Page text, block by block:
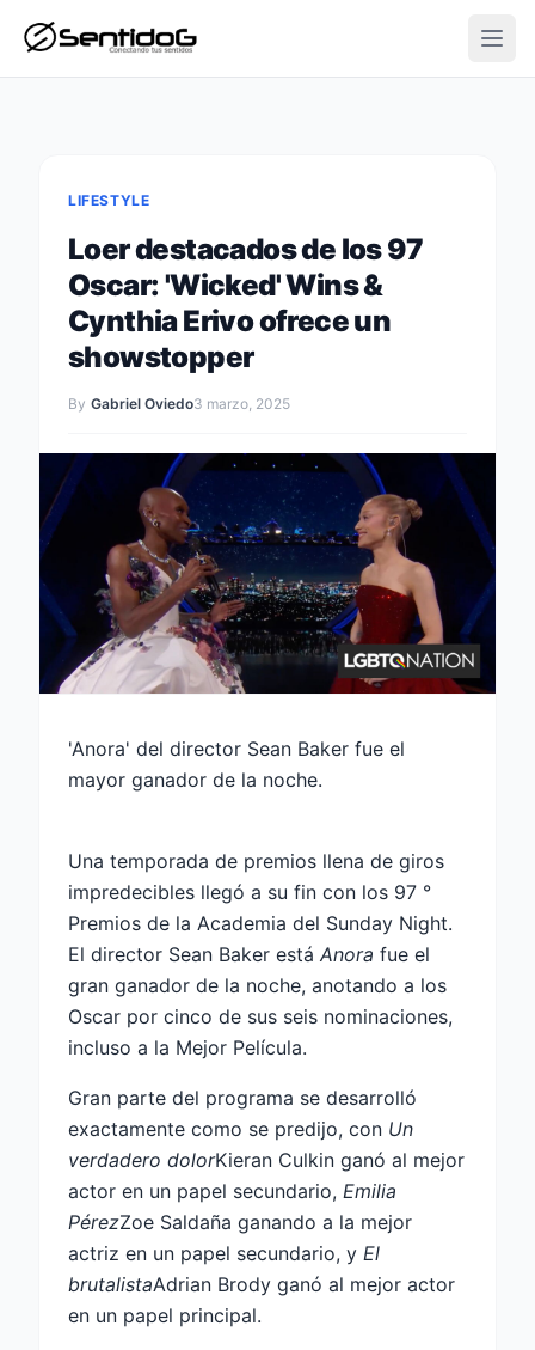
LIFESTYLE
Loer destacados de los 97
Oscar: 'Wicked' Wins &
Cynthia Erivo ofrece un
showstopper
By Gabriel Oviedo3 marzo, 2025
'Anora' del director Sean Baker fue el
mayor ganador de la noche.
Una temporada de premios llena de giros
impredecibles llegó a su fin con los 97 °
Premios de la Academia del Sunday Night.
El director Sean Baker está Anora fue el
gran ganador de la noche, anotando a los
Oscar por cinco de sus seis nominaciones,
incluso a la Mejor Película.
Gran parte del programa se desarrolló
exactamente como se predijo, con Un
verdadero dolorKieran Culkin ganó al mejor
actor en un papel secundario, Emilia
PérezZoe Saldaña ganando a la mejor
actriz en un papel secundario, y El
brutalistaAdrian Brody ganó al mejor actor
en un papel principal.